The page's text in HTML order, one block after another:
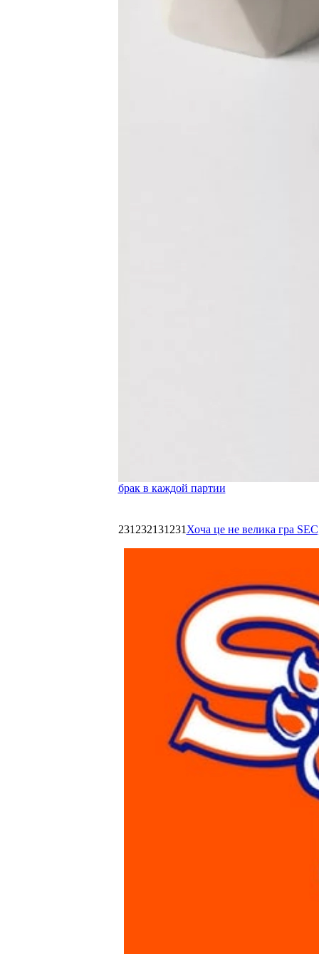
брак в каждой партии
231232131231 Хоча це не велика гра